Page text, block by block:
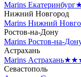
Marins Екатеринбург
Нижний Новгород
Marins Нижний
Ростов-на-Дону
Marins Ростов-на-
Астрахань
Marins Астрахань
Севастополь